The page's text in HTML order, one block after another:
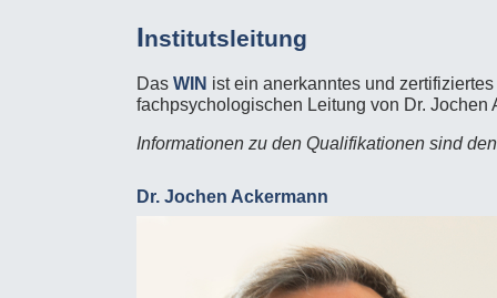
Institutsleitung
Das WIN ist ein anerkanntes und
fachpsychologischen Leitung von Dr. Jochen
Informationen zu den Qualifikationen sind
Dr. Jochen Ackermann